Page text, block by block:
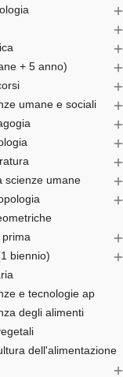



+ 5 anno) 

umane e sociali 



scienze umane 


biennio) 
e tecnologie ap
degli alimenti
dell'alimentazione
